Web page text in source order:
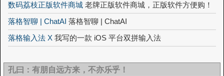
数码荔枝正版软件商城 老牌正版软件商城，正版软件方便购！
落格智聊 | ChatAI 落格智聊 | ChatAI
落格输入法 X 我写的一款 iOS 平台双拼输入法
孔曰：有朋自远方来，不亦乐乎！